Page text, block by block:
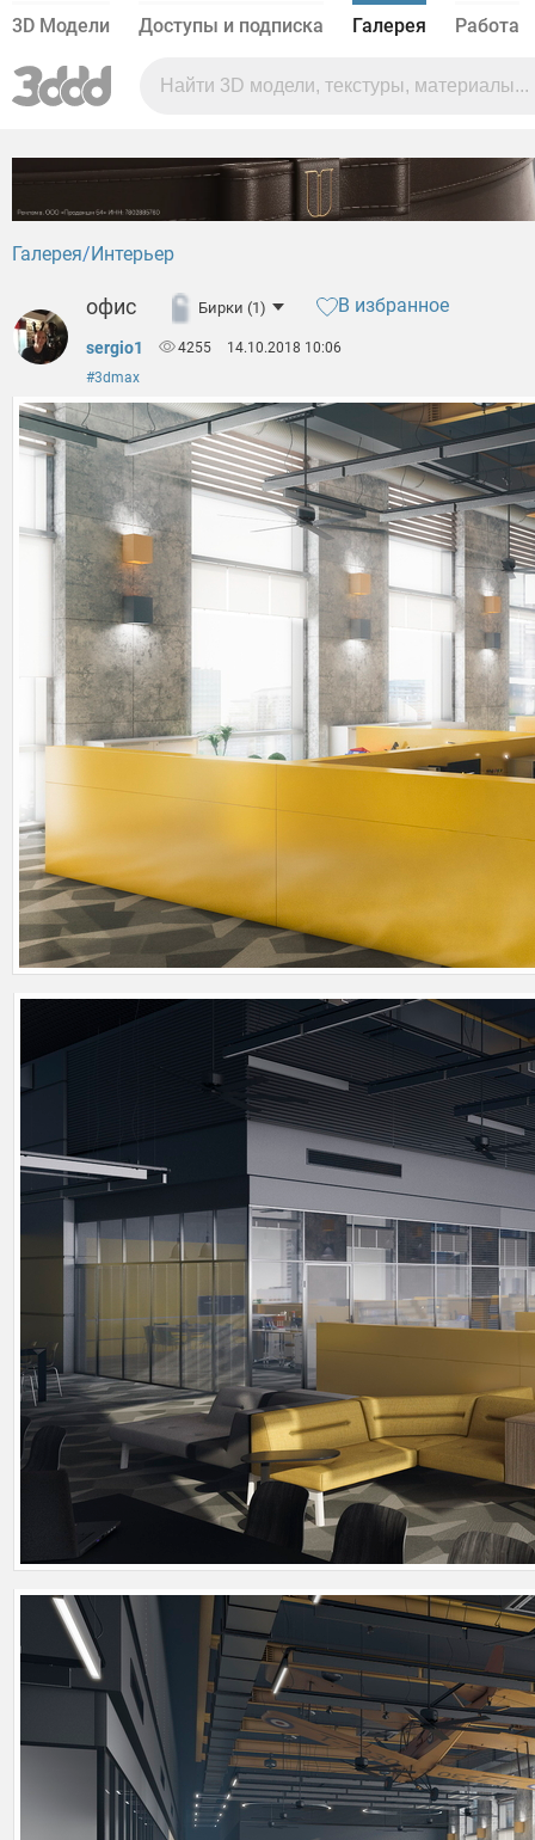
3D Модели Доступы и подписка Галерея Работа
Галерея Интерьер
офис Бирки (1) В избранное
sergio1 4255
14.10.2018 10:06
#3dmax